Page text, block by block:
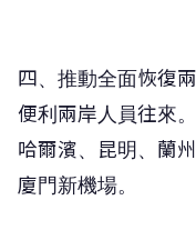
四、推動全面恢復
便利兩岸人員往來
哈爾濱、昆明、蘭
廈門新機場。